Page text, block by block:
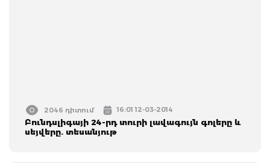
2046 դիտում 16:01 12-03-2014
Բունդսլիգայի 24-րդ տուրի լավագույն գոլերը և
սեյվերը. տեսանյութ